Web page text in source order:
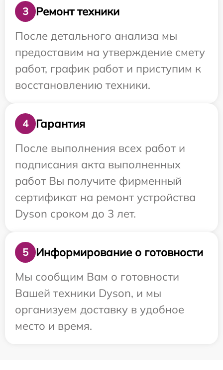
3
Ремонт техники
После детального анализа мы
предоставим на утверждение смету
работ, график работ и приступим к
восстановлению техники.
4
Гарантия
После выполнения всех работ и
подписания акта выполненных
работ Вы получите фирменный
сертификат на ремонт устройства
Dyson сроком до 3 лет.
5
Информирование о готовности
Мы сообщим Вам о готовности
Вашей техники Dyson, и мы
организуем доставку в удобное
место и время.